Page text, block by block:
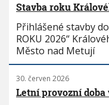
Stavba roku
Přihlášené stavby
ROKU 2026“
Město nad Metují
30. červen 2026
Letní provozní doba